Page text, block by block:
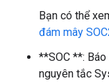
Bạn có thể
đám mây
**SOC **:
nguyên tắc